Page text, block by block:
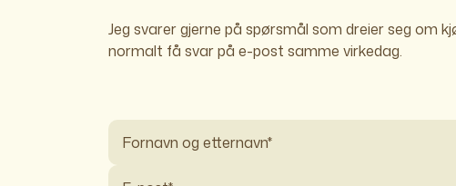
Jeg svarer gjerne på spørsmål som dreier seg om
normalt få svar på e-post samme virkedag.